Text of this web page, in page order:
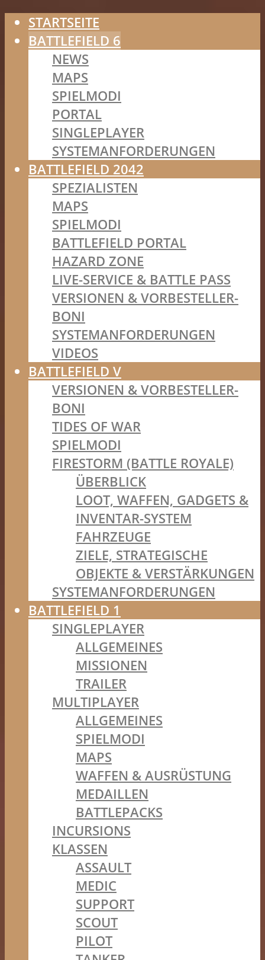
STARTSEITE
BATTLEFIELD 6
NEWS
MAPS
SPIELMODI
PORTAL
SINGLEPLAYER
SYSTEMANFORDERUNGEN
BATTLEFIELD 2042
SPEZIALISTEN
MAPS
SPIELMODI
BATTLEFIELD PORTAL
HAZARD ZONE
LIVE-SERVICE & BATTLE PASS
VERSIONEN & VORBESTELLER-
BONI
SYSTEMANFORDERUNGEN
VIDEOS
BATTLEFIELD V
VERSIONEN & VORBESTELLER-
BONI
TIDES OF WAR
SPIELMODI
FIRESTORM (BATTLE ROYALE)
ÜBERBLICK
LOOT, WAFFEN, GADGETS &
INVENTAR-SYSTEM
FAHRZEUGE
ZIELE, STRATEGISCHE
OBJEKTE & VERSTÄRKUNGEN
SYSTEMANFORDERUNGEN
BATTLEFIELD 1
SINGLEPLAYER
ALLGEMEINES
MISSIONEN
TRAILER
MULTIPLAYER
ALLGEMEINES
SPIELMODI
MAPS
WAFFEN & AUSRÜSTUNG
MEDAILLEN
BATTLEPACKS
INCURSIONS
KLASSEN
ASSAULT
MEDIC
SUPPORT
SCOUT
PILOT